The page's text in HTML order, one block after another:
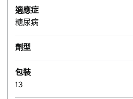
適應症
糖尿病
劑型
包裝
13